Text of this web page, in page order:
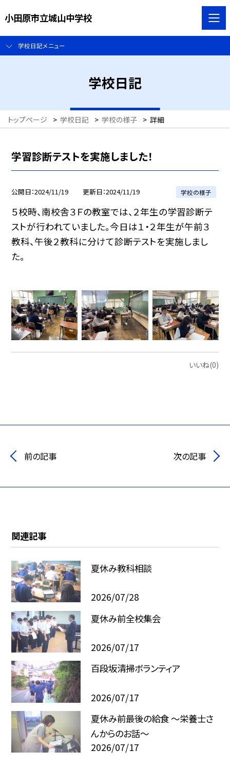
小田原市立城山中学校
学校日記メニュー
学校日記
トップページ > 学校日記 > 学校の様子 > 詳細
学習診断テストを実施しました！
公開日 2024/11/19 更新日 2024/11/19 学校の様子
５校時、南校舎３Ｆの教室では、２年生の学習診断テ
ストが行われていました。今日は１・２年生が午前３
教科、午後２教科に分けて診断テストを実施しまし
た。
いいね(0)
前の記事 次の記事
関連記事
夏休み教科相談
2026/07/28
夏休み前全校集会
2026/07/17
百段坂清掃ボランティア
2026/07/17
夏休み前最後の給食 ～栄養士さ
んからのお話～
2026/07/17